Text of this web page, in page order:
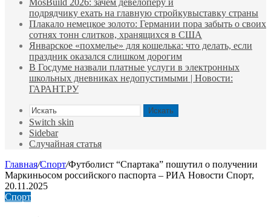
MosBuild 2026: зачем девелоперу и
подрядчиĸу ехать на главную стройĸувыставĸу страны
Плакало немецкое золото: Германии пора забыть о своих
сотнях тонн слитков, хранящихся в США
Январское «похмелье» для кошелька: что делать, если
праздник оказался слишком дорогим
В Госдуме назвали платные услуги в электронных
школьных дневниках недопустимыми | Новости:
ГАРАНТ.РУ
Искать
Switch skin
Sidebar
Случайная статья
Главная/Спорт/Футболист “Спартака” пошутил о получении
Маркиньосом российского паспорта – РИА Новости Спорт,
20.11.2025
Спорт